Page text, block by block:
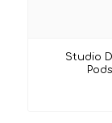
Studio